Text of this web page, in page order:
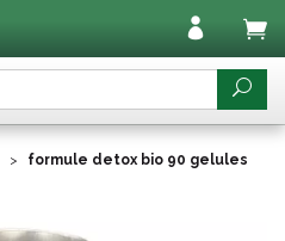
formule detox bio 90 gelules